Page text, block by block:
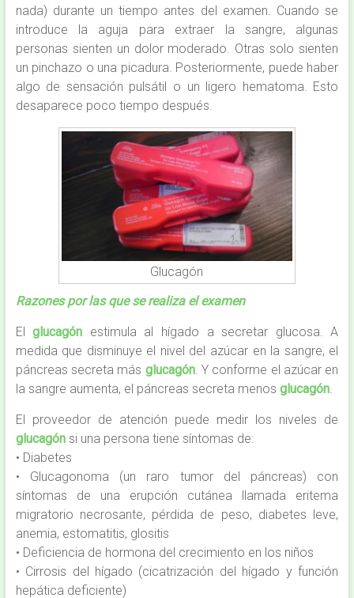
nada) durante un tiempo antes del examen. Cuando se
introduce la aguja para extraer la sangre, algunas
personas sienten un dolor moderado. Otras solo sienten
un pinchazo o una picadura. Posteriormente, puede haber
algo de sensación pulsátil o un ligero hematoma. Esto
desaparece poco tiempo después.
Glucagón
Razones por las que se realiza el examen
Elglucagón estimula al hígado a secretar glucosa. A
medida que disminuye el nivel del azúcar en la sangre, el
páncreas secreta más glucagón. Y conforme el azúcar en
la sangre aumenta, el páncreas secreta menos glucagón.
El proveedor de atención puede medir los niveles de
glucagónsi una persona tiene síntomas de:
• Diabetes
• Glucagonoma (un raro tumor del páncreas) con
síntomas de una erupción cutánea llamada eritema
migratorio necrosante, pérdida de peso, diabetes leve,
anemia, estomatitis, glositis
• Deficiencia de hormona del crecimiento en los niños
• Cirrosis del hígado (cicatrización del hígado y función
hepática deficiente)